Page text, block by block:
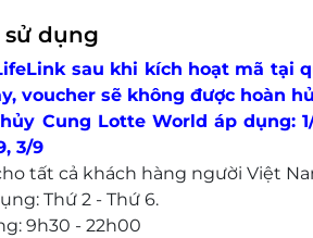
quen của mỗi loài.
để khám phá và tận hưởng
nhân viên chuyên nghiệp, chu
Thủy cung Lotte World Hà Nội
dụng
sau khi kích hoạt mã tại
voucher sẽ không được hoàn
Cung Lotte World áp dụng:
3/9
tất cả khách hàng người Việt
Thứ 2 - Thứ 6.
9h30 - 22h00